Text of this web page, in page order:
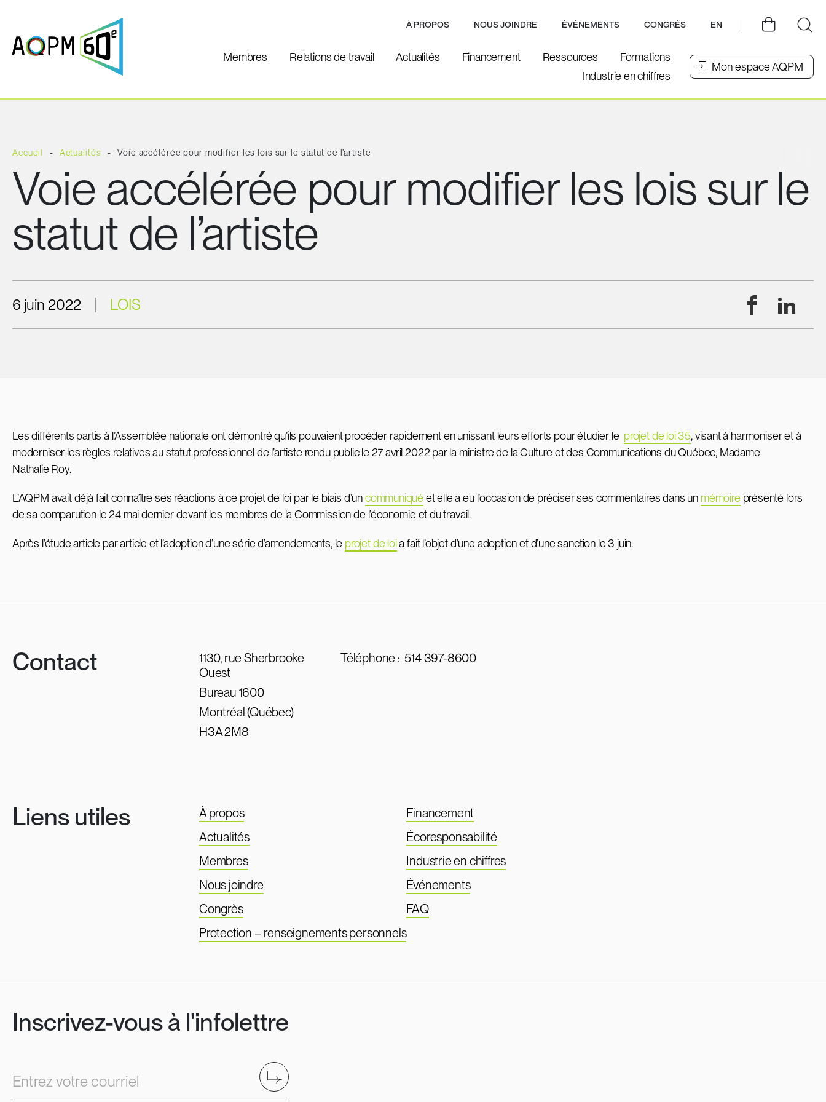
À PROPOS NOUS JOINDRE ÉVÉNEMENTS CONGRÈS EN
Membres Relations de travail Actualités Financement Ressources
Formations
Industrie en chiffres
Mon espace AQPM
Accueil Actualités Voie accélérée pour modifier les lois sur le statut de l’artiste
Voie accélérée pour modifier les lois sur le
statut de l’artiste
6 juin 2022 LOIS Facebook
Les différents partis à l’Assemblée nationale ont démontré qu’ils pouvaient procéder rapidement en unissant leurs efforts pour étudier le projet de loi 35, visant à harmoniser et à
moderniser les règles relatives au statut professionnel de l’artiste rendu public le 27 avril 2022 par la ministre de la Culture et des Communications du Québec, Madame
Nathalie Roy.
L’AQPM avait déjà fait connaître ses réactions à ce projet de loi par le biais d’uncommuniqué et elle a eu l’occasion de préciser ses commentaires dans un mémoire présenté lors
de sa comparution le 24 mai dernier devant les membres de la Commission de l’économie et du travail.
Après l’étude article par article et l’adoption d’une série d’amendements, le projet de loia fait l’objet d’une adoption et d’une sanction le 3 juin.
Contact
1130, rue Sherbrooke
Ouest
Bureau 1600
Montréal (Québec)
H3A 2M8
Téléphone :514 397-8600
Liens utiles
À propos
Actualités
Membres
Nous joindre
Congrès
Protection – renseignements personnels
Financement
Écoresponsabilité
Industrie en chiffres
Événements
FAQ
Inscrivez-vous à l'infolettre
Entrez votre courriel Envoyer